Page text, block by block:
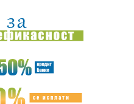
prednosti: Žene godišnje kraće
Matija Hunjadi
olimpijske igre u Milanu i Kortini